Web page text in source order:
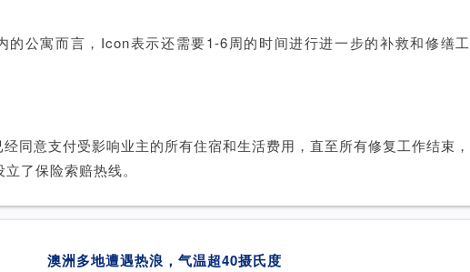
的公寓而言，Icon表示还需要1-6周的时间进行进一步的补救和修缮工
同意支付受影响业主的所有住宿和生活费用，直至所有修复工作结束，
了保险索赔热线。
澳洲多地遭遇热浪，气温超40摄氏度